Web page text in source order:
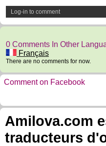
Log-in to comment
0 Comments In Other
Français
There are no comments for now.
Comment on Facebook
Amilova.com
traducteurs